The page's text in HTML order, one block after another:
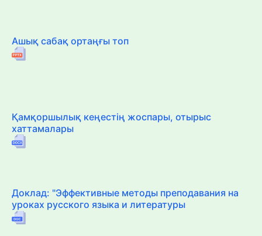
Ашық сабақ ортаңғы топ
Қамқоршылық кеңестің жоспары, отырыс
хаттамалары
Доклад: "Эффективные методы преподавания на
уроках русского языка и литературы